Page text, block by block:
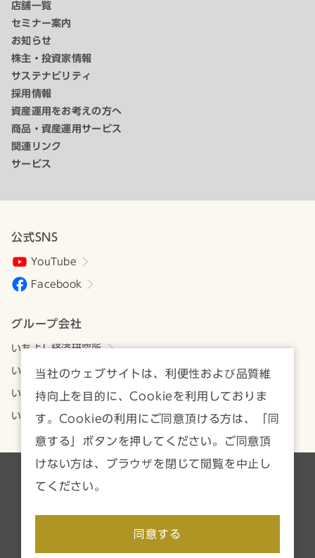
店舗一覧
セミナー案内
お知らせ
株主・投資家情報
サステナビリティ
採用情報
資産運用をお考えの方へ
商品・資産運用サービス
関連リンク
サービス
公式SNS
YouTube
Facebook
グループ会社
いちよし経済研究所
いちよしアセットマネジメント
いちよしビジネスサービス
いちよしIFA
当社のウェブサイトは、利便性および品質維
持向上を目的に、Cookieを利用しておりま
す。Cookieの利用にご同意頂ける方は、「同
意する」ボタンを押してください。ご同意頂
けない方は、ブラウザを閉じて閲覧を中止し
てください。
同意する